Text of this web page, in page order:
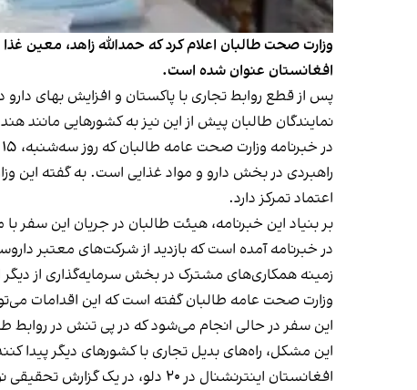
وزارت صحت طالبان اعلام کرد که حمدالله زاهد، معین
افغانستان عنوان شده است.
پس از قطع روابط تجاری با پاکستان و افزایش بهای
نمایندگان طالبان پیش از این نیز به کشورهایی مانند
راهبردی در بخش دارو و مواد غذایی است. به گفته این
اعتماد تمرکز دارد.
بر بنیاد این خبرنامه، هیئت طالبان در جریان این
در خبرنامه آمده است که بازدید از شرکت‌های معتبر
زمینه همکاری‌های مشترک در بخش سرمایه‌گذاری از
وزارت صحت عامه طالبان گفته است که این اقدامات
این سفر در حالی انجام می‌شود که در پی تنش در روابط
این مشکل، راه‌های بدیل تجاری با کشورهای دیگر پیدا
افغانستان اینترنشنال در ۲۰ دلو، در یک گزارش تحقیقی نوشت که پس از کاهش تجارت با پاکستان، قیمت دارو در بازار کابل تا ۴۰ درصد افزایش یافته است.